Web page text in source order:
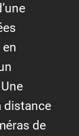
distance
de